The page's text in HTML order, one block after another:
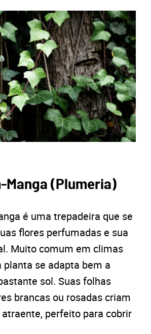
Manga (Plumeria)
é uma trepadeira que se
flores perfumadas e sua
Muito comum em climas
planta se adapta bem a
sol. Suas folhas
brancas ou rosadas criam
perfeito para cobrir